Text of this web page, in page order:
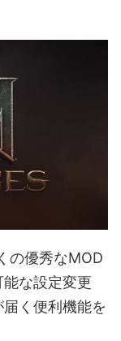
の優秀なMOD
な設定変更
く便利機能を